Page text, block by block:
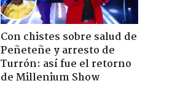
Con chistes sobre salud de
Peñeteñe y arresto de
Turrón: así fue el retorno
de Millenium Show